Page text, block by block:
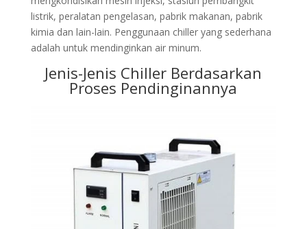
listrik, peralatan pengelasan, pabrik makanan, pabrik
kimia dan lain-lain. Penggunaan chiller yang sederhana
adalah untuk mendinginkan air minum.
Jenis-Jenis Chiller Berdasarkan
Proses Pendinginannya